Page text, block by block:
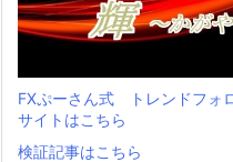
FXぷーさん式 トレンドフォ
サイトはこちら
検証記事はこちら